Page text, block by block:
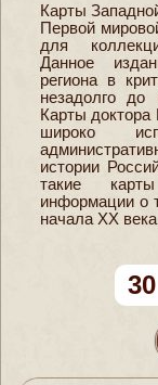
Карты
Первой
для
Данное
региона в
незадолго до
Карты доктора
широко
истории
такие
информации о
начала XX